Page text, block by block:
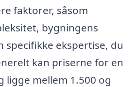
faktorer, såsom
bygningens
specifikke ekspertise, du
kan priserne for en
ligge mellem 1.500 og